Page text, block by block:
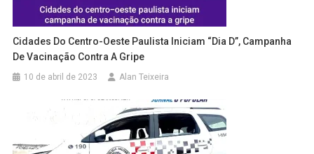
Cidades Do Centro-Oeste Paulista Iniciam “Dia D”, Campanha
De Vacinação Contra A Gripe
10 de abril de 2023 Alan Teixeira